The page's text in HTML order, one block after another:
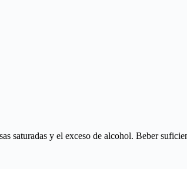
saturadas y el exceso de alcohol. Beber